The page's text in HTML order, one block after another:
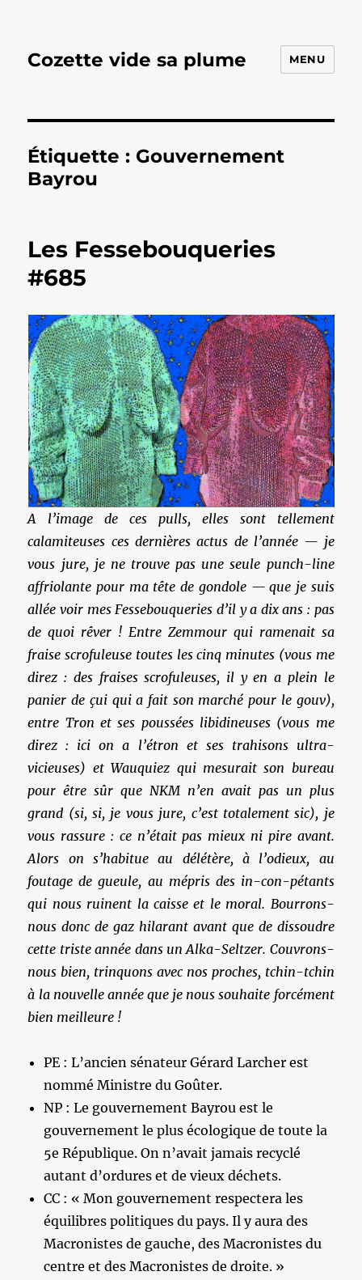
Cozette vide sa plume MENU
Étiquette : Gouvernement
Bayrou
Les Fessebouqueries
#685
A l’image de ces pulls, elles sont tellement
calamiteuses ces dernières actus de l’année — je
vous jure, je ne trouve pas une seule punch-line
affriolante pour ma tête de gondole — que je suis
allée voir mes Fessebouqueries d’il y a dix ans : pas
de quoi rêver ! Entre Zemmour qui ramenait sa
fraise scrofuleuse toutes les cinq minutes (vous me
direz : des fraises scrofuleuses, il y en a plein le
panier de çui qui a fait son marché pour le gouv),
entre Tron et ses poussées libidineuses (vous me
direz : ici on a l’étron et ses trahisons ultra-
vicieuses) et Wauquiez qui mesurait son bureau
pour être sûr que NKM n’en avait pas un plus
grand (si, si, je vous jure, c’est totalement sic), je
vous rassure : ce n’était pas mieux ni pire avant.
Alors on s’habitue au délétère, à l’odieux, au
foutage de gueule, au mépris des in-con-pétants
qui nous ruinent la caisse et le moral. Bourrons-
nous donc de gaz hilarant avant que de dissoudre
cette triste année dans un Alka-Seltzer. Couvrons-
nous bien, trinquons avec nos proches, tchin-tchin
à la nouvelle année que je nous souhaite forcément
bien meilleure !
PE : L’ancien sénateur Gérard Larcher est
nommé Ministre du Goûter.
NP : Le gouvernement Bayrou est le
gouvernement le plus écologique de toute la
5e République. On n’avait jamais recyclé
autant d’ordures et de vieux déchets.
CC : « Mon gouvernement respectera les
équilibres politiques du pays. Il y aura des
Macronistes de gauche, des Macronistes du
centre et des Macronistes de droite. »